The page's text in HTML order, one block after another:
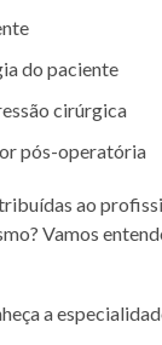
do paciente
cirúrgica
pós-operatória
ao
Vamos